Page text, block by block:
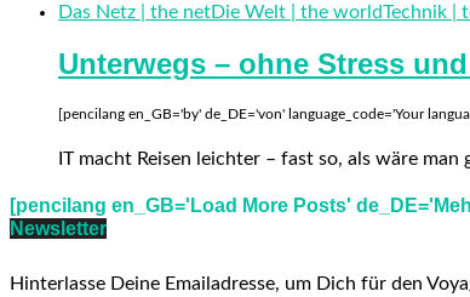
Das Netz | the netDie Welt | the worldTechnik |
Unterwegs – ohne Stress
[pencilang en_GB='by' de_DE='von' language_code='Your
IT macht Reisen leichter – fast so, als wäre man
[pencilang en_GB='Load More Posts'
Newsletter
Hinterlasse Deine Emailadresse, um Dich für den